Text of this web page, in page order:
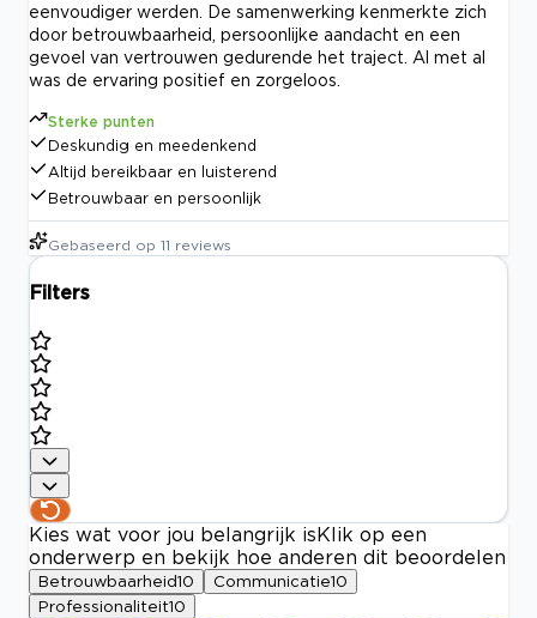
eenvoudiger werden. De samenwerking kenmerkte zich
door betrouwbaarheid, persoonlijke aandacht en een
gevoel van vertrouwen gedurende het traject. Al met al
was de ervaring positief en zorgeloos.
Sterke punten
Deskundig en meedenkend
Altijd bereikbaar en luisterend
Betrouwbaar en persoonlijk
Gebaseerd op 11 reviews
Filters
Kies wat voor jou belangrijk is Klik op een
onderwerp en bekijk hoe anderen dit beoordelen
Betrouwbaarheid10 Communicatie10
Professionaliteit10